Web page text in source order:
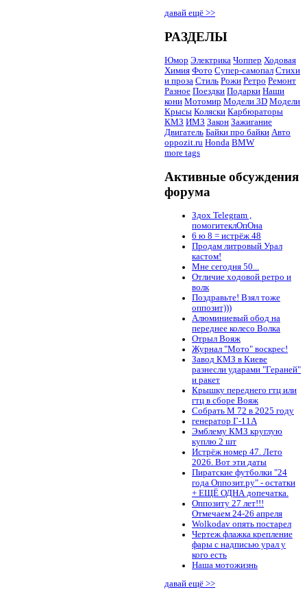
давай ещё >>
РАЗДЕЛЫ
Юмор Электрика Чоппер Ходовая
Химия Фото Супер-самопал Стихи
и проза Стиль Рожи Ретро Ремонт
Разное Поездки Подарки Наши
кони Мотомир Модели 3D Модели
Крысы Коляски Карбюраторы
КМЗ ИМЗ Закон Зажигание
Двигатель Байки про байки Авто
oppozit.ru Honda BMW
more tags
Активные обсуждения
форума
Здох Telegram ,
помогитеклОпОна
6 ю 8 = истрёж 48
Продам литровый Урал
кастом!
Мне сегодня 50...
Отличие ходовой ретро и
волк
Поздравьте! Взял тоже
оппозит)))
Алюминиевый обод на
переднее колесо Волка
Отрыл Вояж
Журнал "Мото" воскрес!
Завод КМЗ в Киеве
разнесли ударами "Гераней"
и ракет
Крышку переднего гтц или
гтц в сборе Вояж
Собрать М 72 в 2025 году
генератор Г-11А
Эмблему КМЗ круглую
куплю 2 шт
Истрёж номер 47. Лето
2026. Вот эти даты
Пиратские футболки "24
года Оппозит.ру" - остатки
+ ЕЩЁ ОДНА допечатка.
Оппозиту 27 лет!!!
Отмечаем 24-26 апреля
Wolkodav опять постарел
Чертеж флажка крепление
фары с надписью урал у
кого есть
Наша мотожизнь
давай ещё >>